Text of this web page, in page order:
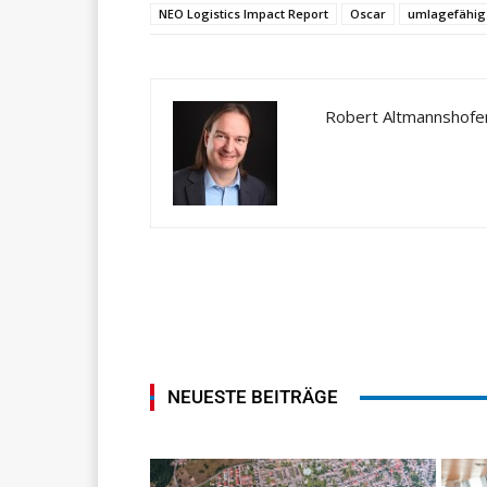
NEO Logistics Impact Report Oscar umlagefähig
Robert
NEUESTE BEITRÄGE